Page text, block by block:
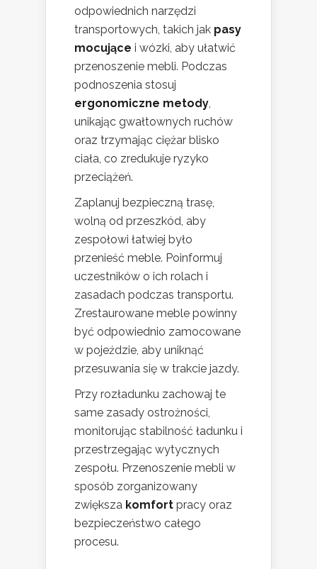
odpowiednich narzędzi
transportowych, takich jak pasy
mocujące i wózki, aby ułatwić
przenoszenie mebli. Podczas
podnoszenia stosuj
ergonomiczne metody,
unikając gwałtownych ruchów
oraz trzymając ciężar blisko
ciała, co zredukuje ryzyko
przeciążeń.
Zaplanuj bezpieczną trasę,
wolną od przeszkód, aby
zespołowi łatwiej było
przenieść meble. Poinformuj
uczestników o ich rolach i
zasadach podczas transportu.
Zrestaurowane meble powinny
być odpowiednio zamocowane
w pojeździe, aby uniknąć
przesuwania się w trakcie jazdy.
Przy rozładunku zachowaj te
same zasady ostrożności,
monitorując stabilność ładunku i
przestrzegając wytycznych
zespołu. Przenoszenie mebli w
sposób zorganizowany
zwiększa komfort pracy oraz
bezpieczeństwo całego
procesu.